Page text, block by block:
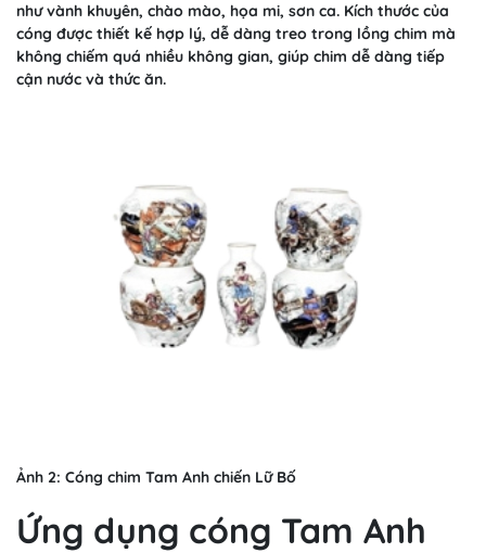
như vành khuyên, chào mào, họa mi, sơn ca. Kích thước của
cóng được thiết kế hợp lý, dễ dàng treo trong lồng chim mà
không chiếm quá nhiều không gian, giúp chim dễ dàng tiếp
cận nước và thức ăn.
Ảnh 2: Cóng chim Tam Anh chiến Lữ Bố
Ứng dụng cóng Tam Anh